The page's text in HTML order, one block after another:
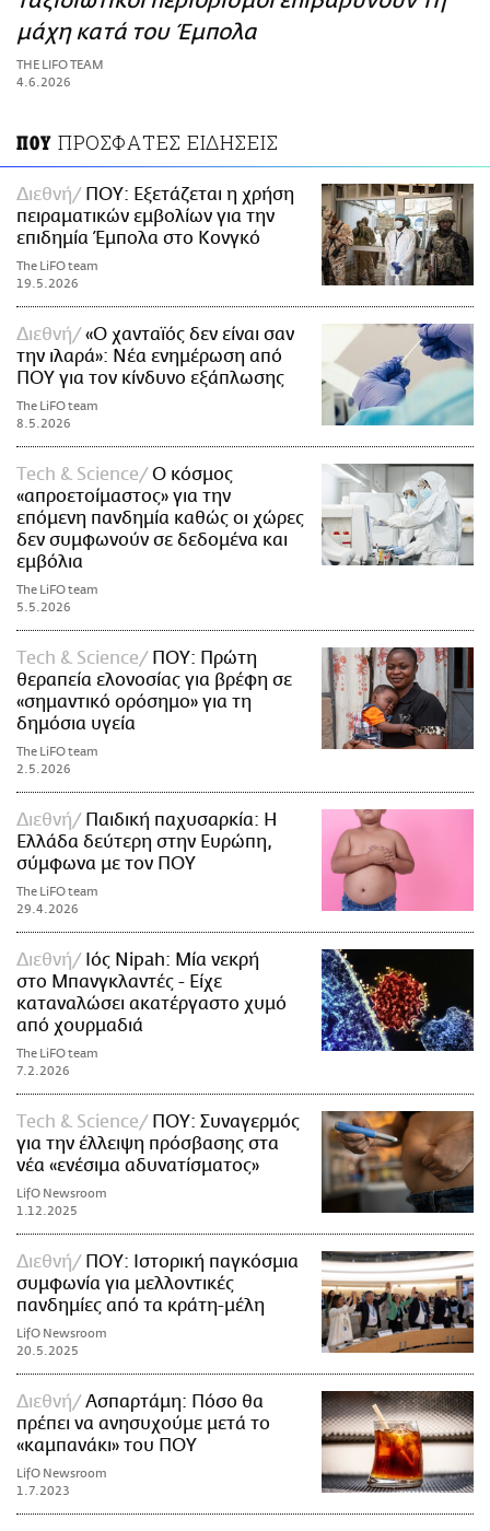
ΑΜΠΑ
PRINT
μάχη κατά του Έμπολα
THE LIFO TEAM
4.6.2026
ΠΟΥ ΠΡΟΣΦΑΤΕΣ ΕΙΔΗΣΕΙΣ
Διεθνή
ΠΟΥ: Εξετάζεται η χρήση
πειραματικών εμβολίων για την
επιδημία Έμπολα στο Κονγκό
The LiFO team
19.5.2026
Διεθνή
«Ο χανταϊός δεν είναι σαν
την ιλαρά»: Νέα ενημέρωση από
ΠΟΥ για τον κίνδυνο εξάπλωσης
The LiFO team
8.5.2026
Τech & Science
Ο κόσμος
«απροετοίμαστος» για την
επόμενη πανδημία καθώς οι χώρες
δεν συμφωνούν σε δεδομένα και
εμβόλια
The LiFO team
5.5.2026
Τech & Science
ΠΟΥ: Πρώτη
θεραπεία ελονοσίας για βρέφη σε
«σημαντικό ορόσημο» για τη
δημόσια υγεία
The LiFO team
2.5.2026
Διεθνή
Παιδική παχυσαρκία: Η
Ελλάδα δεύτερη στην Ευρώπη,
σύμφωνα με τον ΠΟΥ
The LiFO team
29.4.2026
Διεθνή
Ιός Nipah: Μία νεκρή
στο Μπανγκλαντές - Είχε
καταναλώσει ακατέργαστο χυμό
από χουρμαδιά
The LiFO team
7.2.2026
Τech & Science
ΠΟΥ: Συναγερμός
για την έλλειψη πρόσβασης στα
νέα «ενέσιμα αδυνατίσματος»
LifO Newsroom
1.12.2025
Διεθνή
ΠΟΥ: Ιστορική παγκόσμια
συμφωνία για μελλοντικές
πανδημίες από τα κράτη-μέλη
LifO Newsroom
20.5.2025
Διεθνή
Ασπαρτάμη: Πόσο θα
πρέπει να ανησυχούμε μετά το
«καμπανάκι» του ΠΟΥ
LifO Newsroom
1.7.2023